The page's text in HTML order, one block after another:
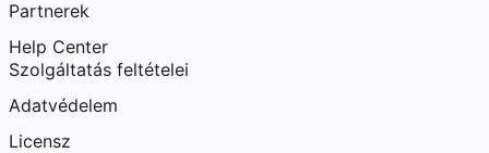
Partnerek
Help Center
Szolgáltatás feltételei
Adatvédelem
Licensz